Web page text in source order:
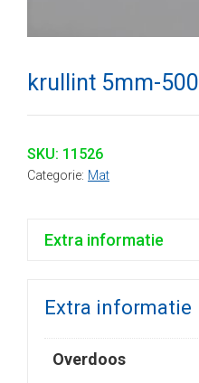
krullint 5mm-
SKU: 11526
Categorie: Mat
Extra informatie
Extra informatie
Overdoos